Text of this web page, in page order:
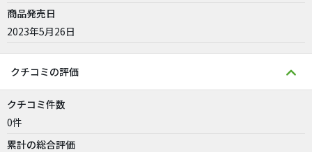
商品発売日
2023年5月26日
クチコミの評価
クチコミ件数
0件
累計の総合評価